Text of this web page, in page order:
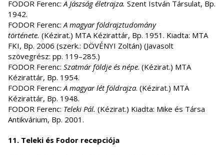
FODOR Ferenc:A Jászság életrajza. Szent István Társulat, Bp.
1942.
FODOR Ferenc:A magyar földrajztudomány
története. (Kézirat.) MTA Kézirattár, Bp. 1951. Kiadta: MTA
FKI, Bp. 2006 (szerk.: DÖVÉNYI Zoltán) (Javasolt
szövegrész: pp. 119–285.)
FODOR Ferenc: Szatmár földje és népe. (Kézirat.) MTA
Kézirattár, Bp. 1954.
FODOR Ferenc:A magyar lét földrajza. (Kézirat.) MTA
Kézirattár, Bp. 1948.
FODOR Ferenc: Teleki Pál. (Kézirat.) Kiadta: Mike és Társa
Antikvárium, Bp. 2001.
11. Teleki és Fodor recepciója